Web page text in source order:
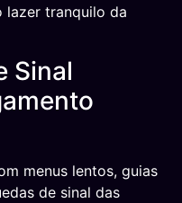
lazer tranquilo da
Sinal
menus lentos, guias
de sinal das